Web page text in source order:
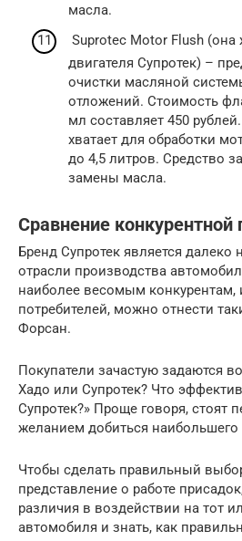
масла.
Suprotec Motor Flush
двигателя Супротек) –
очистки масляной
отложений. Стоимость
мл составляет 450
хватает для обработки
до 4,5 литров. Средство
замены масла.
Сравнение конкурентной
Бренд Супротек является далеко
отрасли производства
наиболее весомым
потребителей, можно отнести
Форсан.
Покупатели зачастую задаются
Хадо или Супротек? Что
Супротек?» Проще говоря, стоят
желанием добиться наибольшего
Чтобы сделать правильный
представление о работе
различия в воздействии на тот
автомобиля и знать, как